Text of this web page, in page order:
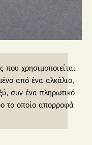
που χρησιμοποιείται
από ένα αλκάλιο,
συν ένα πληρωτικό
το οποίο απορροφά